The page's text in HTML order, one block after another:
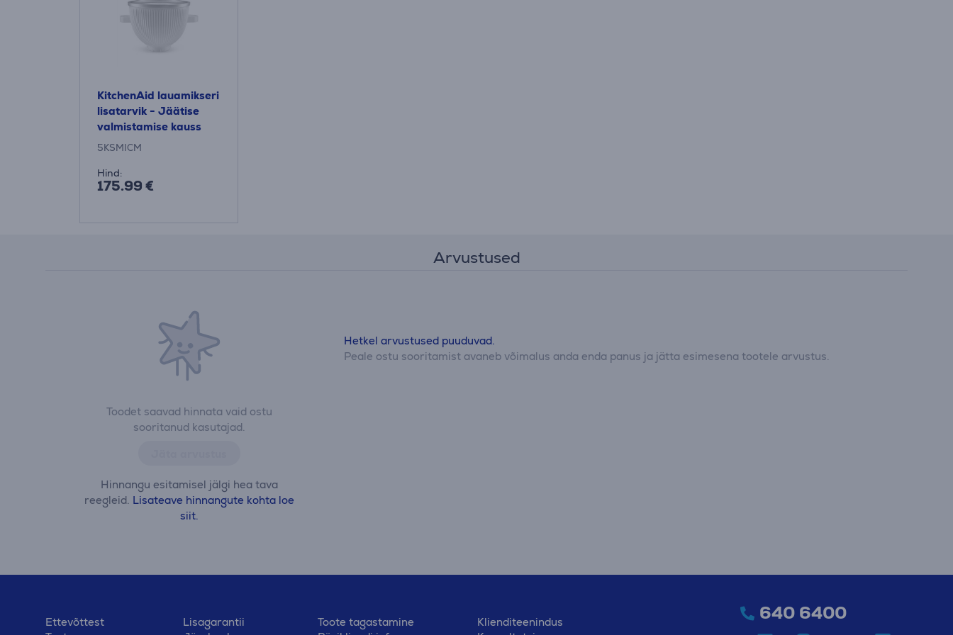
KitchenAid lauamikseri
lisatarvik - Jäätise
valmistamise kauss
5KSMICM
Hind:
175.99 €
Arvustused
Toodet saavad hinnata vaid ostu
sooritanud kasutajad.
Hinnangu esitamisel jälgi hea tava
reegleid. Lisateave hinnangute kohta loe
siit.
Hetkel arvustused puuduvad.
Peale ostu sooritamist avaneb võimalus anda enda panus ja jätta esimesena tootele arvustus.
Ettevõttest
Lisagarantii
Toote tagastamine
Klienditeenindus
640 6400